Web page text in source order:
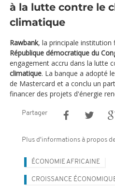
à la lutte contre le
climatique
Rawbank, la principale institution
République démocratique du
engagement accru dans la lutte
climatique. La banque a adopté
de Mastercard et a conclu un
financer des projets d'énergie
Partager
Plus d'informations à propos
ÉCONOMIE AFRICAINE
CROISSANCE